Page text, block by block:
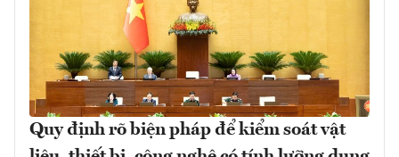
Quy định rõ biện pháp để kiểm soát vật